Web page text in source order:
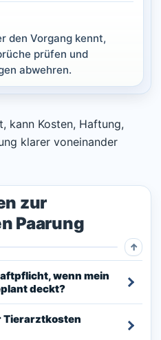
den Vorgang kennt,
prüfen und
abwehren.
kann Kosten, Haftung,
klarer voneinander
zur
Paarung
wenn mein
deckt?
Tierarztkosten